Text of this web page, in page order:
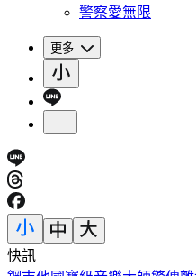
警察愛無限
更多
快訊